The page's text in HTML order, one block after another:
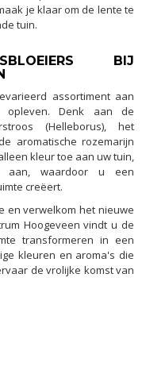
je klaar om de lente te
tuin.
BIJ
assortiment aan
opleven. Denk aan de
(Helleborus), het
aromatische rozemarijn
kleur toe aan uw tuin,
aan, waardoor u een
creëert.
en verwelkom het nieuwe
Hoogeveen vindt u de
transformeren in een
kleuren en aroma's die
de vrolijke komst van